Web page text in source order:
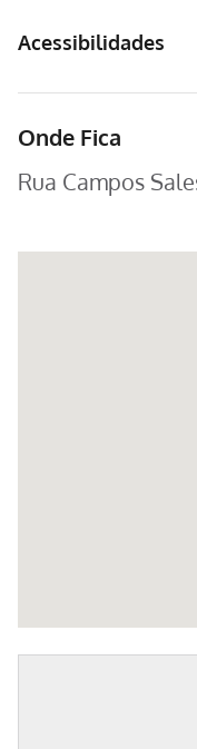
Acessibilidades
Onde Fica
Rua Campos